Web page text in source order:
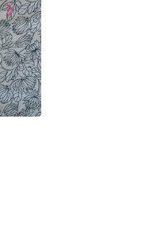
arrow_forward_iosNext